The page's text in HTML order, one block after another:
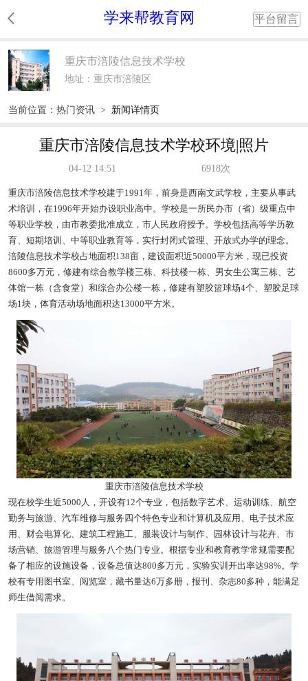
学来帮教育网 平台留言
重庆市涪陵信息技术学校
地址：重庆市涪陵区
当前位置： 热门资讯 > 新闻详情页
重庆市涪陵信息技术学校环境|照片
04-12 14:51 6918次
重庆市涪陵信息技术学校建于1991年，前身是西南文武学校，主要从事武
术培训，在1996年开始办设职业高中。学校是一所民办市（省）级重点中
等职业学校，由市教委批准成立，市人民政府授予。学校包括高等学历教
育、短期培训、中等职业教育等，实行封闭式管理、开放式办学的理念。
涪陵信息技术学校占地面积138亩，建设面积近50000平方米，现已投资
8600多万元，修建有综合教学楼三栋、科技楼一栋、男女生公寓三栋、艺
体馆一栋（含食堂）和综合办公楼一栋，修建有塑胶篮球场4个、塑胶足球
场1块，体育活动场地面积达13000平方米。
重庆市涪陵信息技术学校
现在校学生近5000人，开设有12个专业，包括数字艺术、运动训练、航空
勤务与旅游、汽车维修与服务四个特色专业和计算机及应用、电子技术应
用、财会电算化、建筑工程施工、服装设计与制作、园林设计与花卉、市
场营销、旅游管理与服务八个热门专业。根据专业和教育教学常规需要配
备了相应的设施设备，设备总值达800多万元，实验实训开出率达98%。学
校有专用图书室、阅览室，藏书量达6万多册，报刊、杂志80多种，能满足
师生借阅需求。